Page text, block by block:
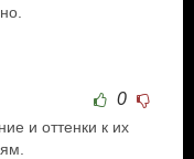
0
и оттенки к их